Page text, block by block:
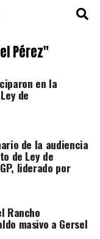
Pérez"
en la
de
de la audiencia
de Ley de
liderado por
Rancho
masivo a Gersel